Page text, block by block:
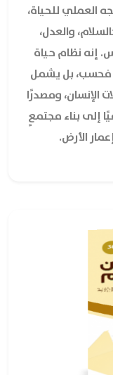
للحياة،
والعدل،
إنه نظام حياة
فحسب، بل يشمل
الإنسان، ومصدرًا
إلى بناء مجتمعٍ
الأرض.